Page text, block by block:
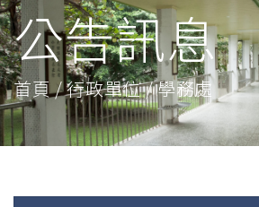
公告訊息
首頁 / 行政單位 / 學務處